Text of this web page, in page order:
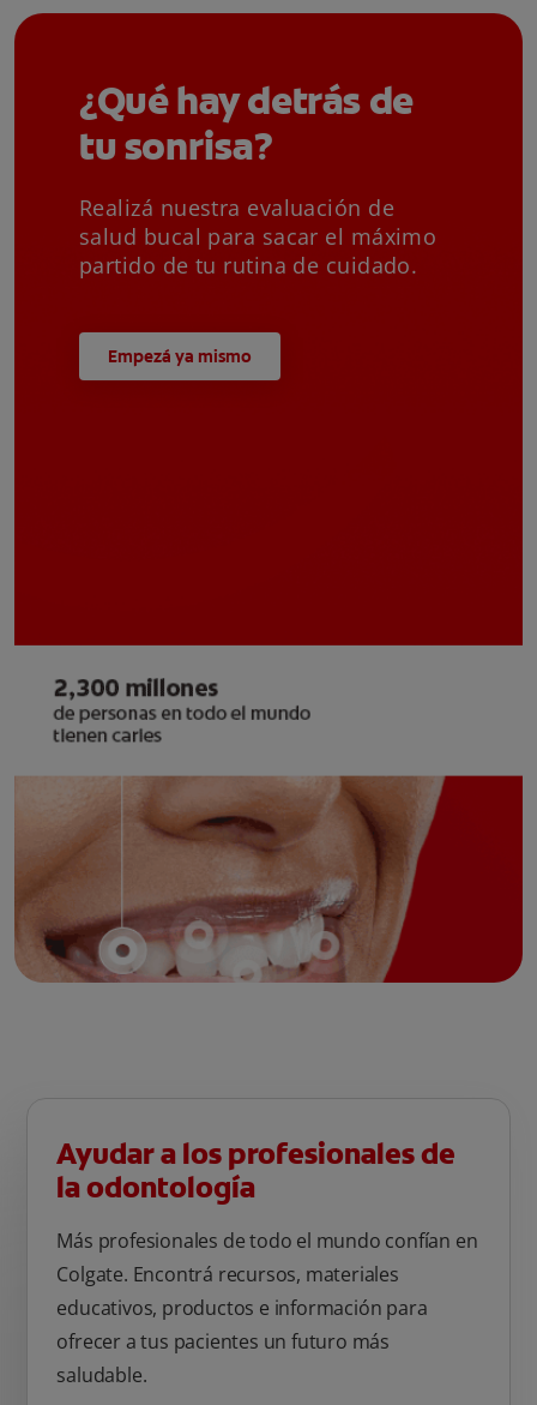
¿Qué hay detrás de
tu sonrisa?
Realizá nuestra evaluación de
salud bucal para sacar el máximo
partido de tu rutina de cuidado.
Empezá ya mismo
Ayudar a los profesionales de
la odontología
Más profesionales de todo el mundo confían en
Colgate. Encontrá recursos, materiales
educativos, productos e información para
ofrecer a tus pacientes un futuro más
saludable.